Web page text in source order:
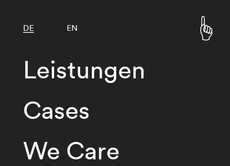
Leistungen
Cases
We Care
DE EN